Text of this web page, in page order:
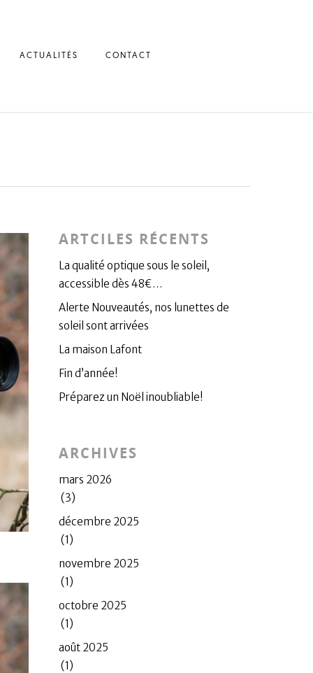
ACTUALITÉS CONTACT
ARTCILES RÉCENTS
La qualité optique sous le soleil,
accessible dès 48€…
Alerte Nouveautés, nos lunettes de
soleil sont arrivées
La maison Lafont
Fin d’année!
Préparez un Noël inoubliable!
ARCHIVES
mars 2026
(3)
décembre 2025
(1)
novembre 2025
(1)
octobre 2025
(1)
août 2025
(1)